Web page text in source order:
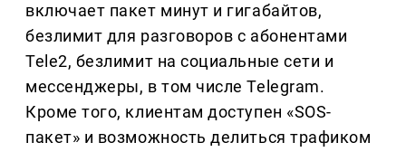
включает пакет минут и гигабайтов,
безлимит для разговоров с абонентами
Tele2, безлимит на социальные сети и
мессенджеры, в том числе Telegram.
Кроме того, клиентам доступен «SOS-
пакет» и возможность делиться трафиком